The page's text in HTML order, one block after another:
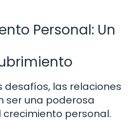
Personal: Un
desafíos, las relaciones
ser una poderosa
crecimiento personal.